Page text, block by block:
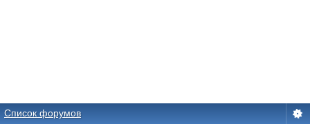
Список форумов